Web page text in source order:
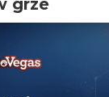
grze